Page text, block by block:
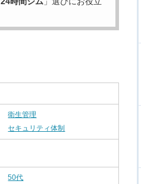
衛生管理
セキュリティ体制
50代